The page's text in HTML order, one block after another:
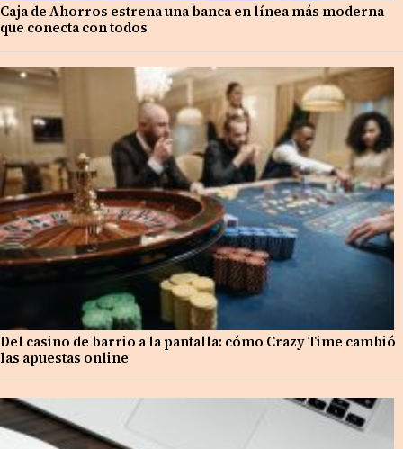
Caja de Ahorros estrena una banca en línea más moderna
que conecta con todos
Del casino de barrio a la pantalla: cómo Crazy Time cambió
las apuestas online